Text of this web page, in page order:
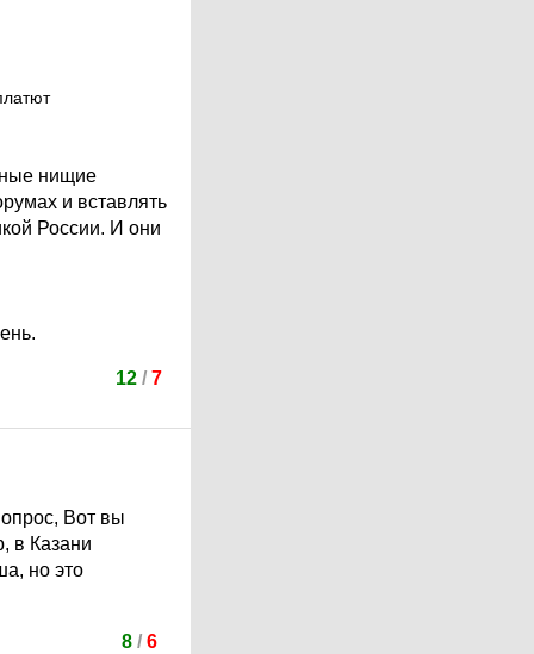
нищие
и вставлять
России. И они
12 / 7
Вот вы
в Казани
но это
8/ 6